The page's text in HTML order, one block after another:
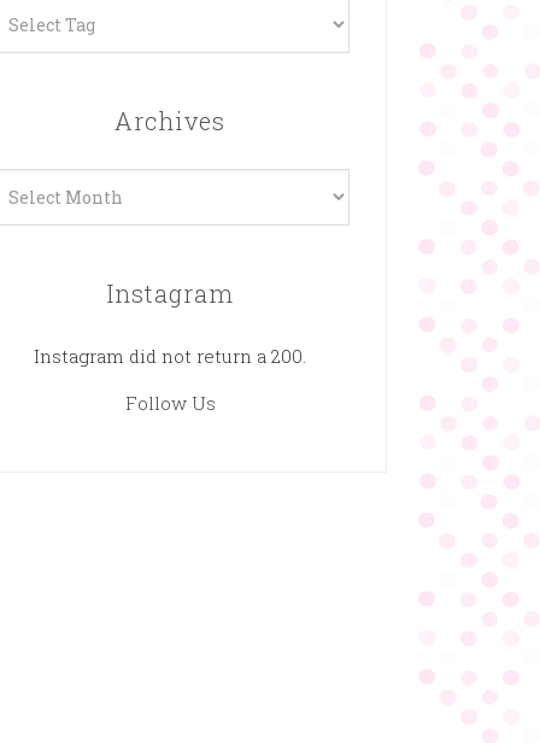
Archives
Instagram
Instagram did not return a 200.
Follow Us